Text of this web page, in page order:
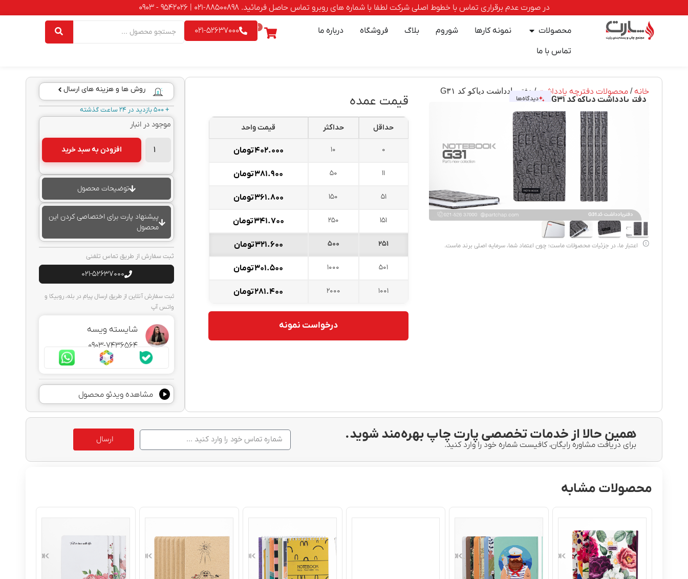
در صورت عدم برقراری تماس با خطوط اصلی شرکت لطفا با شماره های روبرو تماس حاصل فرمائید. 88500898-021 | 9542026 - 0903
محصولات نمونه کارها شوروم بلاگ فروشگاه
درباره ما
تماس با ما
0
021-52637000
خانه/ محصولات دفترچه یادداشت / دفتر یادداشت دیاکو کد G۳۱
دفتر یادداشت دیاکو کد G۳۱ دیدگاه‌ها
اعتبار ما، در جزئیات محصولات ماست؛ چون اعتماد شما، سرمایه اصلی برند ماست.
قیمت عمده
حداقل حداکثر قیمت واحد
0
10 ۴۰۲.۰۰۰تومان
11
50 ۳۸۱.۹۰۰تومان
51
150 ۳۶۱.۸۰۰تومان
151
250 ۳۴۱.۷۰۰تومان
251
500 ۳۲۱.۶۰۰تومان
501
1000 ۳۰۱.۵۰۰تومان
1001
2000 ۲۸۱.۴۰۰تومان
درخواست نمونه
روش ها و هزینه های ارسال
+ 500 بازدید در 24 ساعت گذشته
موجود در انبار
افزودن به سبد خرید
توضیحات محصول
پیشنهاد پارت برای اختصاصی کردن این
محصول
ثبت سفارش از طریق تماس تلفنی
021-52637000
ثبت سفارش آنلاین از طریق ارسال پیام در بله، روبیکا و
واتس آپ
شایسته ویسه
0903-7436564
مشاهده ویدئو محصول
همین حالا از خدمات تخصصی پارت چاپ بهره‌مند شوید.
برای دریافت مشاوره رایگان، کافیست شماره خود را وارد کنید.
ارسال
محصولات مشابه